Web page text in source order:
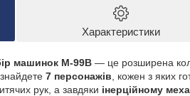
Характеристики
машинок M-99B — це розширена
7 персонажів , кожен з яких
рук, а завдяки інерційному